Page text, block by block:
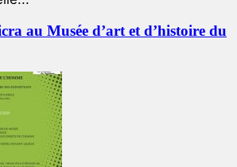
au Musée d’art et d’histoire du